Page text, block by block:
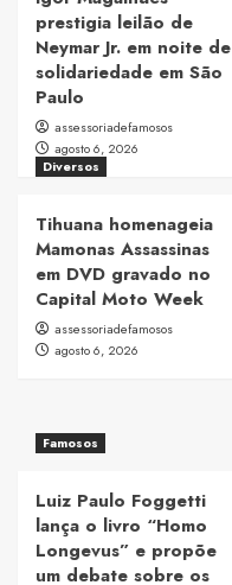
prestigia leilão de
Neymar Jr. em noite de
solidariedade em São
Paulo
assessoriadefamosos
agosto 6, 2026
Diversos
Tihuana homenageia
Mamonas Assassinas
em DVD gravado no
Capital Moto Week
assessoriadefamosos
agosto 6, 2026
Famosos
Luiz Paulo Foggetti
lança o livro “Homo
Longevus” e propõe
um debate sobre os